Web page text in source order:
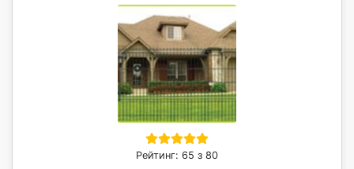
Рейтинг: 65 з 80